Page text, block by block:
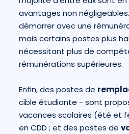
avantages non
démarrer avec une
mais certains postes plus
nécessitant plus de
rémunérations supérieures.
Enfin, des postes de
cible étudiante - sont
vacances scolaires (été et
en CDD ; et des postes de